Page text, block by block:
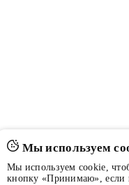
Мы используем
Мы используем cookie,
кнопку «Принимаю», если